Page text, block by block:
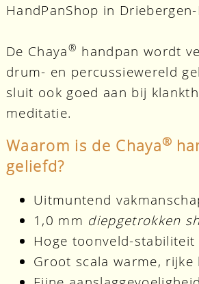
HandPanShop in
De Chaya® handpan wordt
drum- en percussiewereld
sluit ook goed aan bij
meditatie.
Waarom is de Chaya®
geliefd?
Uitmuntend
1,0 mm diepgetrokken
Hoge toonveld-stabiliteit
Groot scala warme, rijke